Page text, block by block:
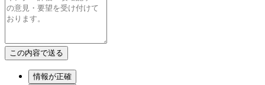
情報が正確